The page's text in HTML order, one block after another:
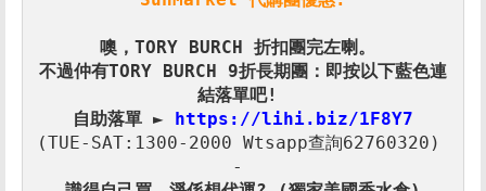
噢，TORY BURCH 折扣
不過仲有TORY BURCH 9折長期團：即按以下藍色連
自助落單 ►
(TUE-SAT:1300-2000 Wtsapp查詢62760320)